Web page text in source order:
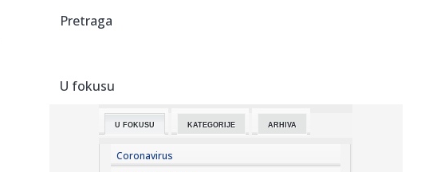
izazove"; Si...
11:33:
11:32: Još jedno NBA ime u Evroligi
Pretraga
U fokusu
U FOKUSU KATEGORIJE ARHIVA
Coronavirus